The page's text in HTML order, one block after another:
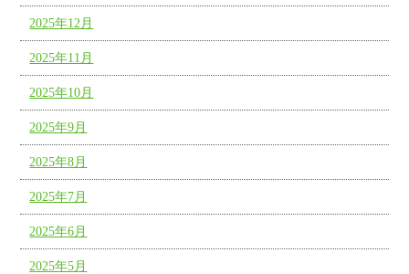
2025年12月
2025年11月
2025年10月
2025年9月
2025年8月
2025年7月
2025年6月
2025年5月